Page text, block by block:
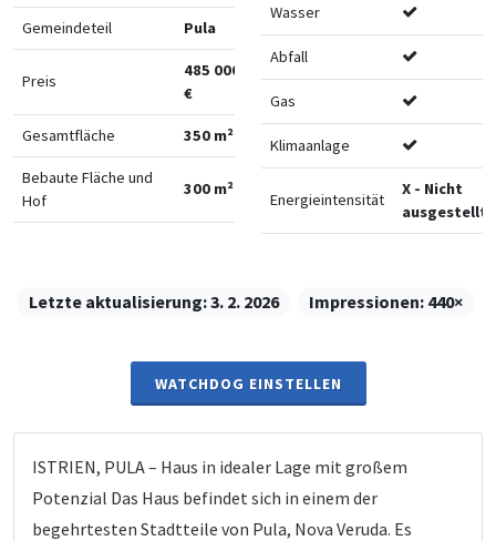
Gemeindeteil Pula
Preis
485 000
€
Gesamtfläche 350 m²
Bebaute Fläche und
Hof
300 m²
Wasser
Abfall
Gas
Klimaanlage
Energieintensität
X - Nicht
ausgestellt
Letzte aktualisierung:3. 2. 2026 Impressionen: 440×
WATCHDOG EINSTELLEN
ISTRIEN, PULA – Haus in idealer Lage mit großem
Potenzial Das Haus befindet sich in einem der
begehrtesten Stadtteile von Pula, Nova Veruda. Es